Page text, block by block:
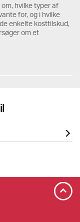
hvilke typer af
for, og i hvilke
enkelte kosttilskud,
om et